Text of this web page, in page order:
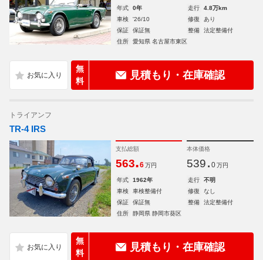
年式 0年 走行
4.8万km
車検
'26/10 修復
あり
保証
保証無 整備
法定整備付
住所
愛知県 名古屋市東区
無
料
見積もり・在庫確認
トライアンフ
TR-4 IRS
支払総額
563.6 万円
本体価格
539. 0 万円
年式 1962年 走行
不明
車検
車検整備付 修復
なし
保証
保証無 整備
法定整備付
住所
静岡県 静岡市葵区
無
料
見積もり・在庫確認